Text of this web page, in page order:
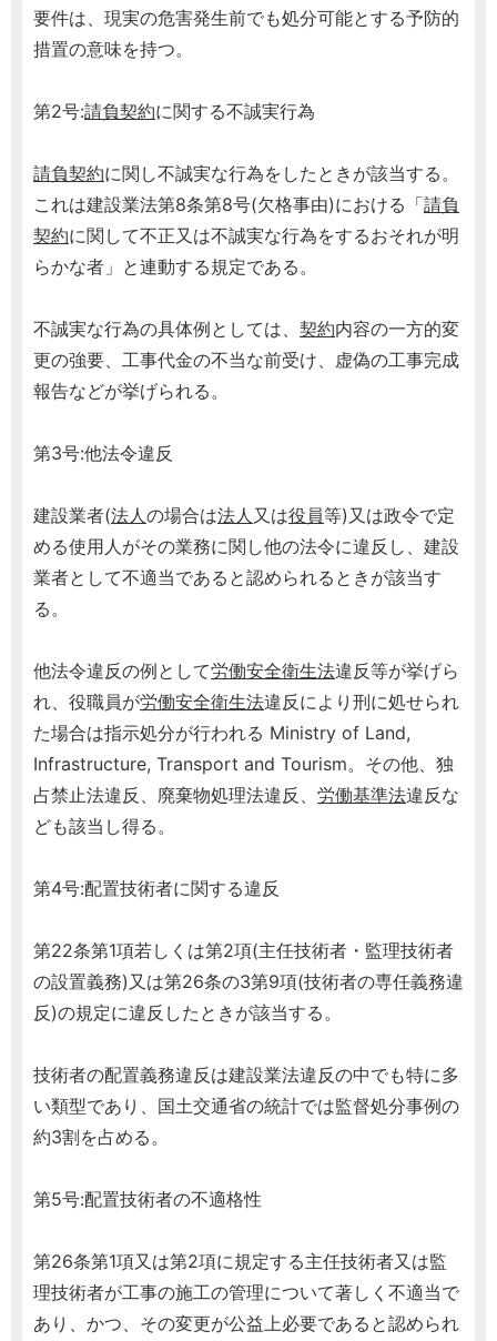
要件は、現実の危害発生前でも処分可能とする予防的
措置の意味を持つ。
第2号:請負契約に関する不誠実行為
請負契約に関し不誠実な行為をしたときが該当する。
これは建設業法第8条第8号(欠格事由)における「請負
契約に関して不正又は不誠実な行為をするおそれが明
らかな者」と連動する規定である。
不誠実な行為の具体例としては、 契約内容の一方的変
更の強要、工事代金の不当な前受け、虚偽の工事完成
報告などが挙げられる。
第3号:他法令違反
建設業者(法人の場合は法人 又は役員等)又は政令で定
める使用人がその業務に関し他の法令に違反し、建設
業者として不適当であると認められるときが該当す
る。
他法令違反の例として労働安全衛生法違反等が挙げら
れ、役職員が労働安全衛生法違反により刑に処せられ
た場合は指示処分が行われる Ministry of Land,
Infrastructure, Transport and Tourism。その他、独
占禁止法違反、廃棄物処理法違反、 労働基準法違反な
ども該当し得る。
第4号:配置技術者に関する違反
第22条第1項若しくは第2項(主任技術者・監理技術者
の設置義務)又は第26条の3第9項(技術者の専任義務違
反)の規定に違反したときが該当する。
技術者の配置義務違反は建設業法違反の中でも特に多
い類型であり、国土交通省の統計では監督処分事例の
約3割を占める。
第5号:配置技術者の不適格性
第26条第1項又は第2項に規定する主任技術者又は監
理技術者が工事の施工の管理について著しく不適当で
あり、かつ、その変更が公益上必要であると認められ